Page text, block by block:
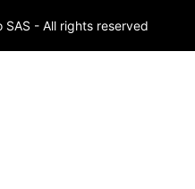
- All rights reserved